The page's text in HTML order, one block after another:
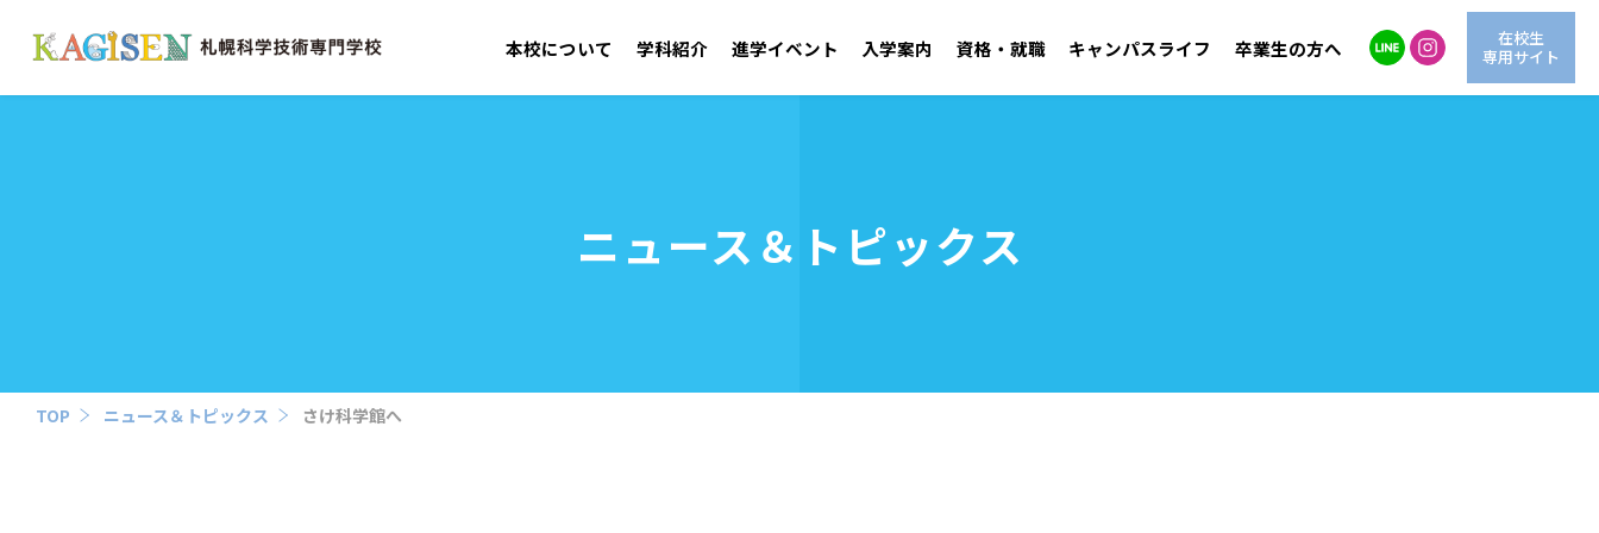
本校について 学科紹介 進学イベント 入学案内
アドミッションポリシー 募集要項
資格・就職
取得可能資格 就職実績 OB・OG紹介
キャンパスライフ
学生支援センター 年間行事・クラブ活動
卒業生の方へ
在校生
専用サイト
ニュース＆トピックス
TOP ニュース＆トピックス さけ科学館へ